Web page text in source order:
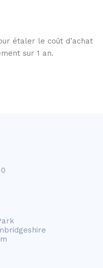
étaler le coût d’achat
sur 1 an.